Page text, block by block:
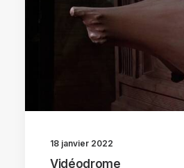
18 janvier 2022
Vidéodrome